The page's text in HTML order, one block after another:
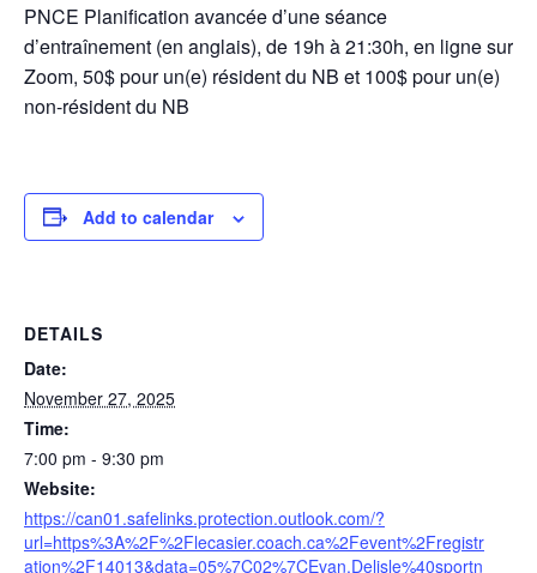
PNCE Planification avancée d’une séance
d’entraînement (en anglais), de 19h à 21:30h, en ligne sur
Zoom, 50$ pour un(e) résident du NB et 100$ pour un(e)
non-résident du NB
Add to calendar
DETAILS
Date:
November 27, 2025
Time:
7:00 pm - 9:30 pm
Website:
https://can01.safelinks.protection.outlook.com/?
url=https%3A%2F%2Flecasier.coach.ca%2Fevent%2Fregistr
ation%2F14013&data=05%7C02%7CEvan.Delisle%40sportn